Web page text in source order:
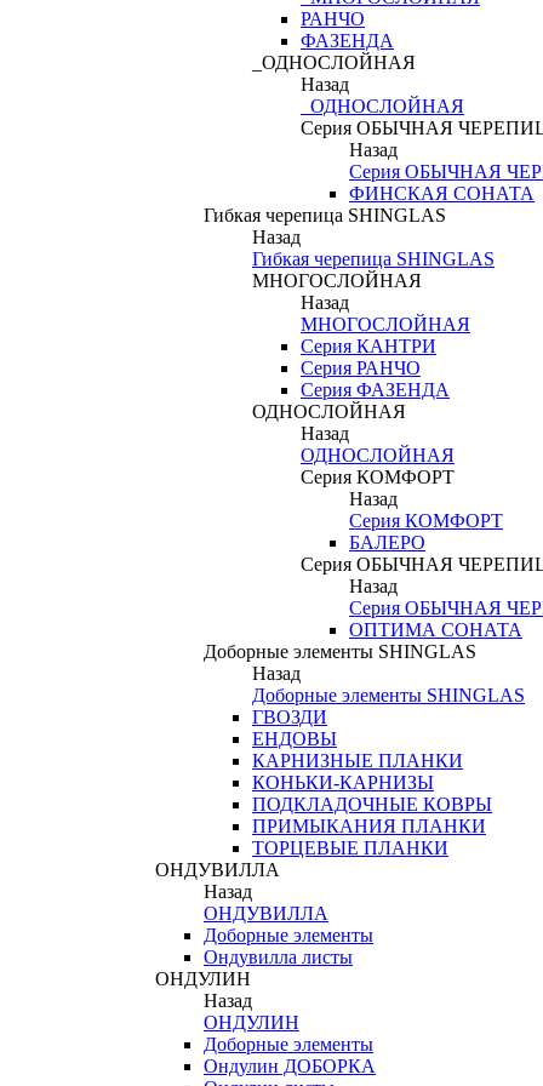
РАНЧО
ФАЗЕНДА
_ОДНОСЛОЙНАЯ
Назад
_ОДНОСЛОЙНАЯ
Серия ОБЫЧНАЯ
Назад
Серия ОБЫЧНАЯ
ФИНСКАЯ СОНАТА
Гибкая черепица SHINGLAS
Назад
Гибкая черепица SHINGLAS
МНОГОСЛОЙНАЯ
Назад
МНОГОСЛОЙНАЯ
Серия КАНТРИ
Серия РАНЧО
Серия ФАЗЕНДА
ОДНОСЛОЙНАЯ
Назад
ОДНОСЛОЙНАЯ
Серия КОМФОРТ
Назад
Серия КОМФОРТ
БАЛЕРО
Серия ОБЫЧНАЯ
Назад
Серия ОБЫЧНАЯ
ОПТИМА СОНАТА
Доборные элементы SHINGLAS
Назад
Доборные элементы SHINGLAS
ГВОЗДИ
ЕНДОВЫ
КАРНИЗНЫЕ ПЛАНКИ
КОНЬКИ-КАРНИЗЫ
ПОДКЛАДОЧНЫЕ КОВРЫ
ПРИМЫКАНИЯ ПЛАНКИ
ТОРЦЕВЫЕ ПЛАНКИ
ОНДУВИЛЛА
Назад
ОНДУВИЛЛА
Доборные элементы
Ондувилла листы
ОНДУЛИН
Назад
ОНДУЛИН
Доборные элементы
Ондулин ДОБОРКА